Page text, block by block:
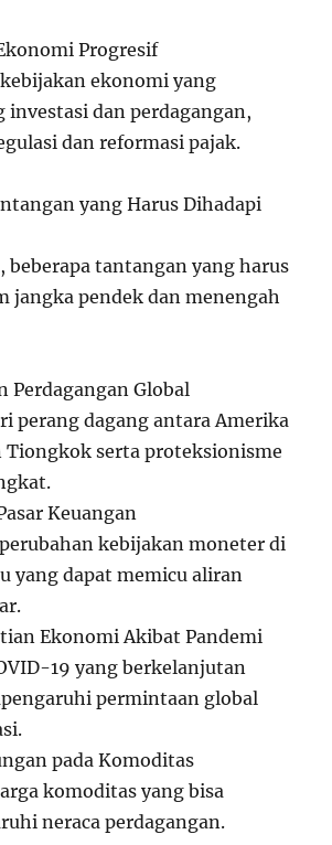
Progresif
ekonomi yang
investasi dan perdagangan,
dan reformasi pajak.
yang Harus Dihadapi
beberapa tantangan yang harus
jangka pendek dan menengah
Perdagangan Global
perang dagang antara Amerika
Tiongkok serta proteksionisme
Keuangan
kebijakan moneter di
yang dapat memicu aliran
Ekonomi Akibat Pandemi
19 yang berkelanjutan
permintaan global
pada Komoditas
komoditas yang bisa
neraca perdagangan.